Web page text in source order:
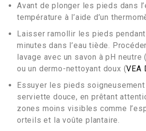
Avant de plonger les pieds dans
température à l’aide d’un
Laisser ramollir les pieds
minutes dans l’eau tiède.
lavage avec un savon à pH neutre
ou un dermo-nettoyant doux (VEA
Essuyer les pieds soigneusement
serviette douce, en prêtant
zones moins visibles comme
orteils et la voûte plantaire.